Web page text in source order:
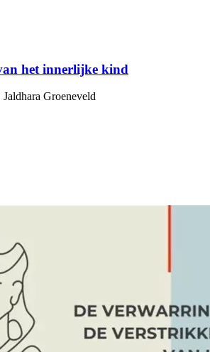
het innerlijke kind
Groeneveld